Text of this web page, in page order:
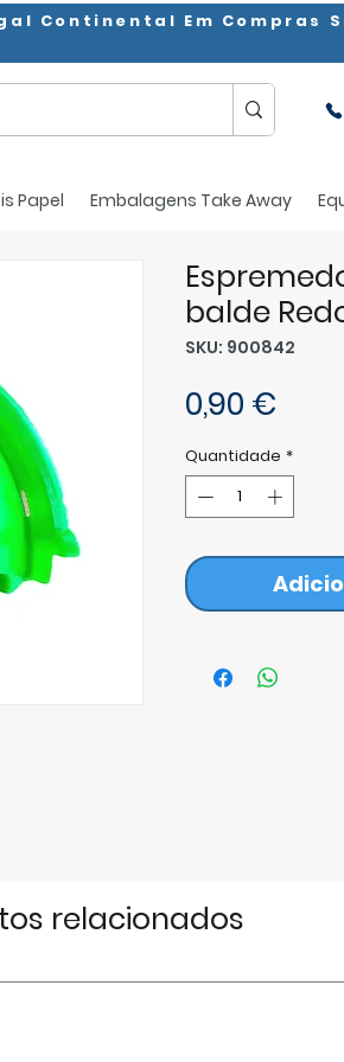
Continental Em Compras
Papel Embalagens Take Away
balde
SKU: 900842
0,90 €
Quantidade *
relacionados